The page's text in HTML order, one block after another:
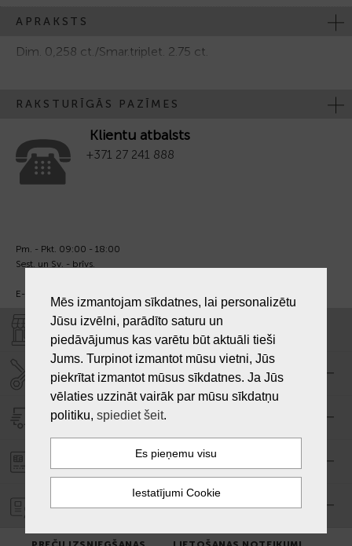
APRAKSTS
Dim. 0,258 ct./Smar.triplet. 2.75 ct.
RAKSTURĪGĀS PAZĪMES
Klientu atbalsts
+371 27 241 888
Pm. - Pkt. 09:00 - 18:00
Sest. un Sv. - brīvs.
E-pasts:
VEIKALI "LAIKS"
SERVISA CENTRS "LAIKS"
PIEGĀDE
PASŪTĪJUMA APMAKSA
GARANTIJA
Mēs izmantojam sīkdatnes, lai personalizētu
Jūsu izvēlni, parādīto saturu un
piedāvājumus kas varētu būt aktuāli tieši
Jums. Turpinot izmantot mūsu vietni, Jūs
piekrītat izmantot mūsus sīkdatnes. Ja Jūs
vēlaties uzzināt vairāk par mūsu sīkdatņu
politiku, spiediet šeit.